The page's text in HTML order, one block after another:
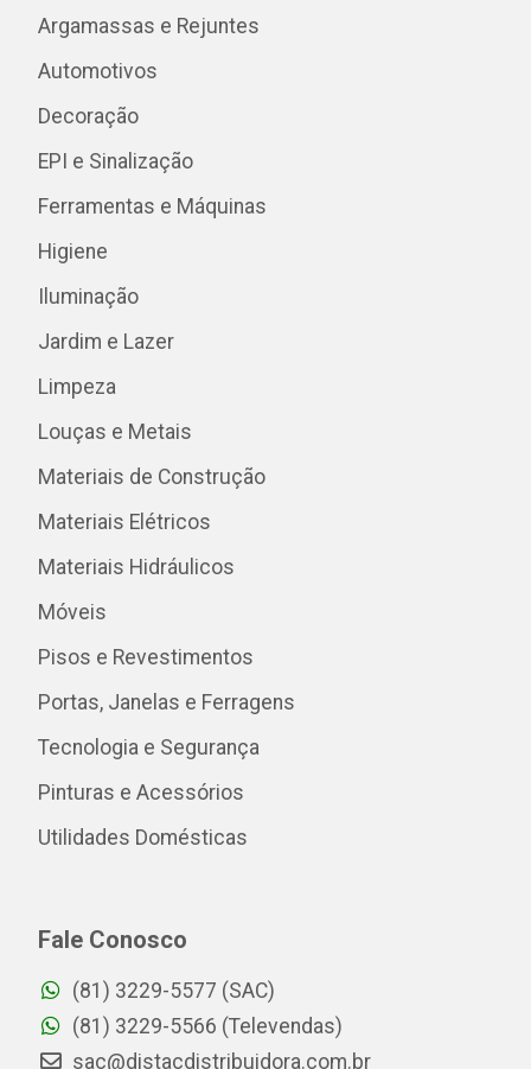
Argamassas e Rejuntes
Automotivos
Decoração
EPI e Sinalização
Ferramentas e Máquinas
Higiene
Iluminação
Jardim e Lazer
Limpeza
Louças e Metais
Materiais de Construção
Materiais Elétricos
Materiais Hidráulicos
Móveis
Pisos e Revestimentos
Portas, Janelas e Ferragens
Tecnologia e Segurança
Pinturas e Acessórios
Utilidades Domésticas
Fale Conosco
(81) 3229-5577 (SAC)
(81) 3229-5566 (Televendas)
sac@distacdistribuidora.com.br